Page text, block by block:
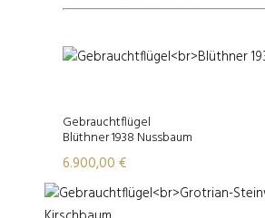
Gebrauchtflügel
Blüthner 1938 Nussbaum
6.900,00 €